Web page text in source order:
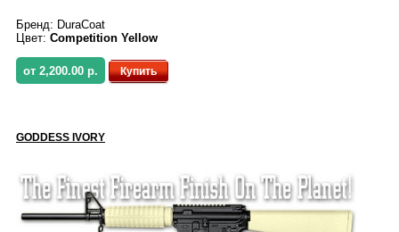
Бренд: DuraCoat
Цвет: Competition Yellow
от 2,200.00 р. Купить
GODDESS IVORY